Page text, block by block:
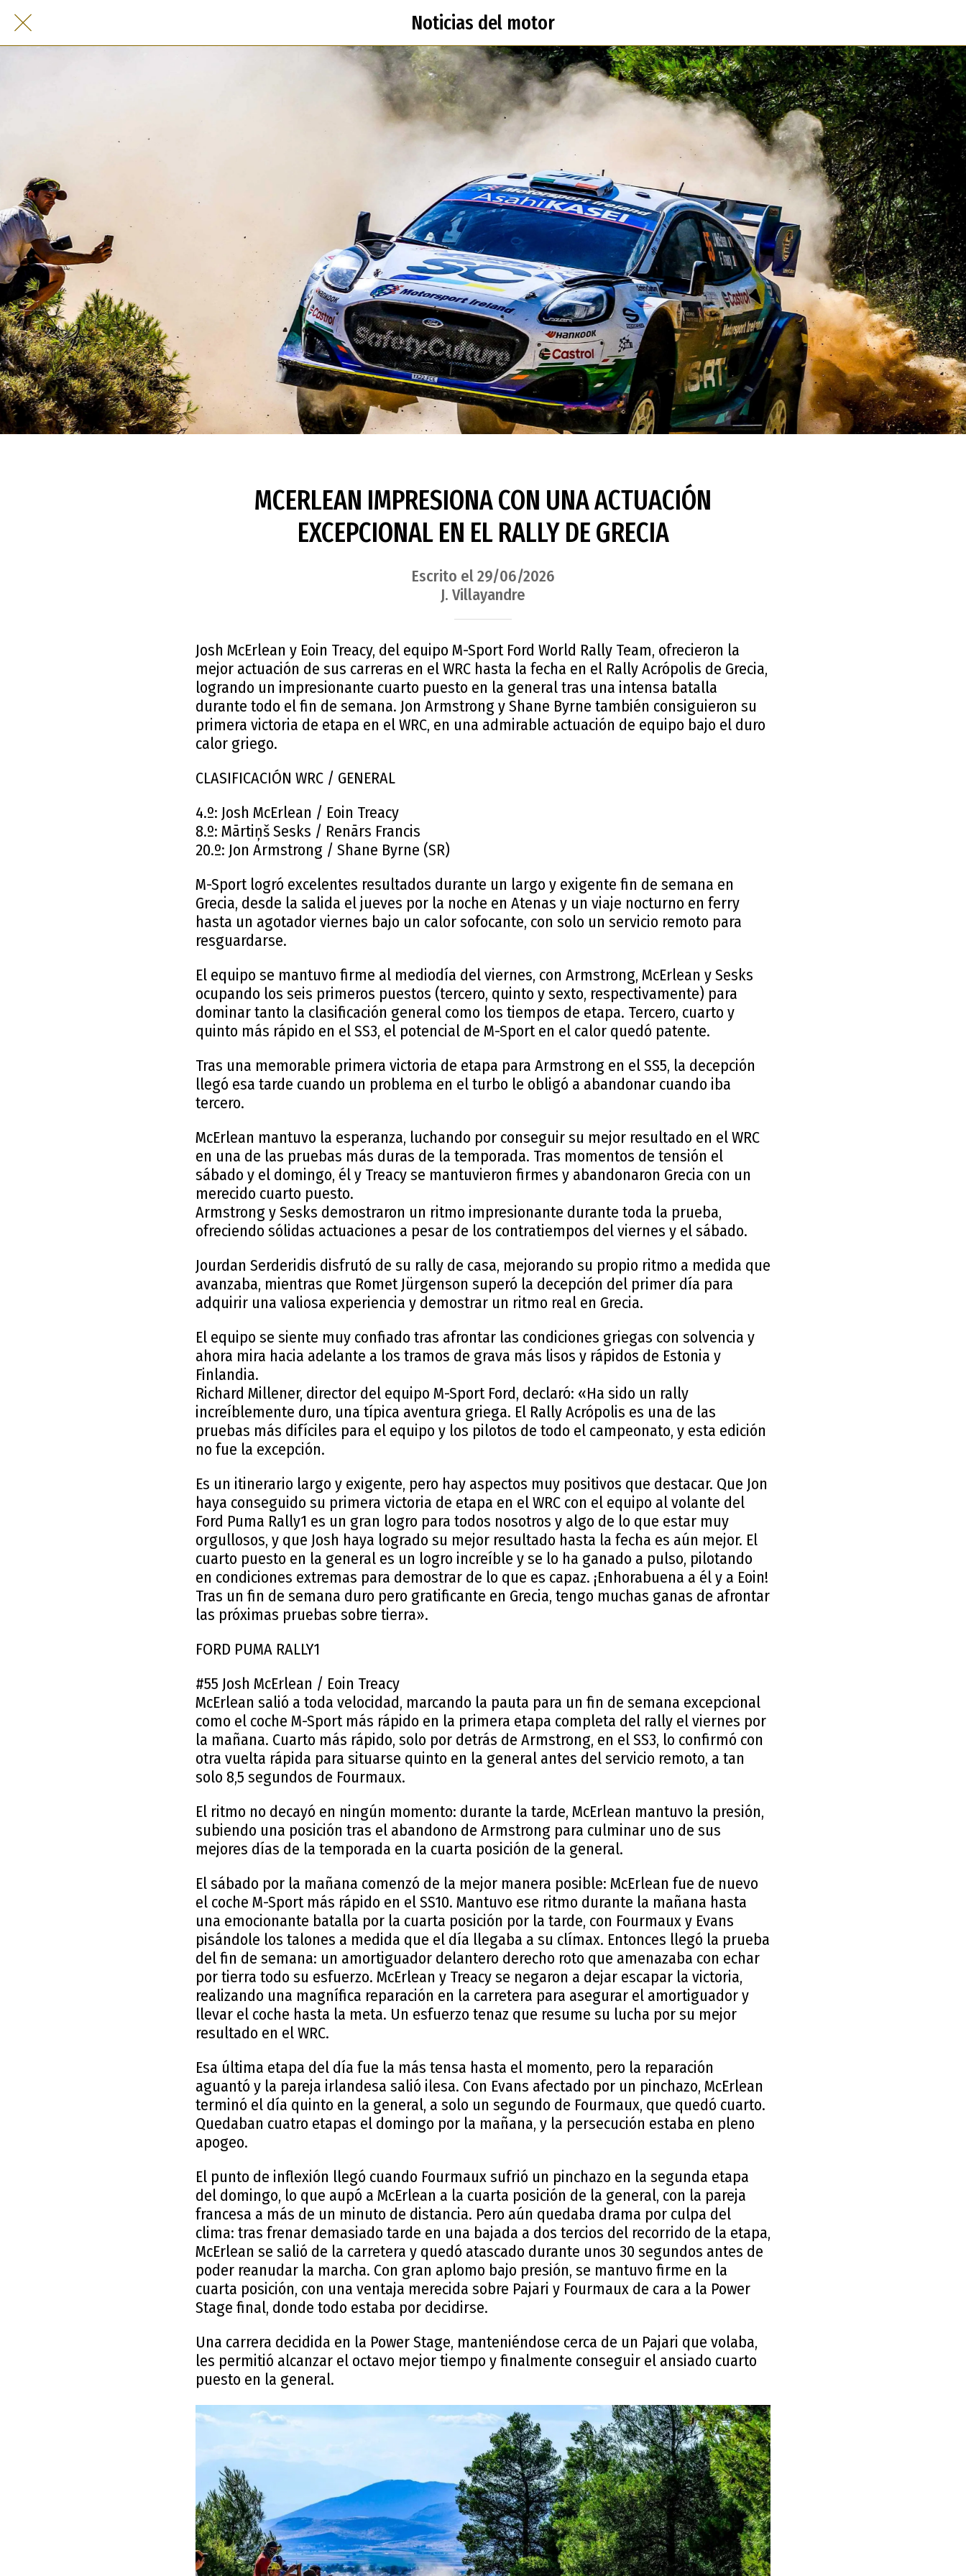
Noticias del motor
MCERLEAN IMPRESIONA CON UNA ACTUACIÓN
EXCEPCIONAL EN EL RALLY DE GRECIA
Escrito el 29/06/2026
J. Villayandre
Josh McErlean y Eoin Treacy, del equipo M-Sport Ford World Rally Team, ofrecieron la
mejor actuación de sus carreras en el WRC hasta la fecha en el Rally Acrópolis de Grecia,
logrando un impresionante cuarto puesto en la general tras una intensa batalla
durante todo el fin de semana. Jon Armstrong y Shane Byrne también consiguieron su
primera victoria de etapa en el WRC, en una admirable actuación de equipo bajo el duro
calor griego.
CLASIFICACIÓN WRC / GENERAL
4.º: Josh McErlean / Eoin Treacy
8.º: Mārtiņš Sesks / Renārs Francis
20.º: Jon Armstrong / Shane Byrne (SR)
M-Sport logró excelentes resultados durante un largo y exigente fin de semana en
Grecia, desde la salida el jueves por la noche en Atenas y un viaje nocturno en ferry
hasta un agotador viernes bajo un calor sofocante, con solo un servicio remoto para
resguardarse.
El equipo se mantuvo firme al mediodía del viernes, con Armstrong, McErlean y Sesks
ocupando los seis primeros puestos (tercero, quinto y sexto, respectivamente) para
dominar tanto la clasificación general como los tiempos de etapa. Tercero, cuarto y
quinto más rápido en el SS3, el potencial de M-Sport en el calor quedó patente.
Tras una memorable primera victoria de etapa para Armstrong en el SS5, la decepción
llegó esa tarde cuando un problema en el turbo le obligó a abandonar cuando iba
tercero.
McErlean mantuvo la esperanza, luchando por conseguir su mejor resultado en el WRC
en una de las pruebas más duras de la temporada. Tras momentos de tensión el
sábado y el domingo, él y Treacy se mantuvieron firmes y abandonaron Grecia con un
merecido cuarto puesto.
Armstrong y Sesks demostraron un ritmo impresionante durante toda la prueba,
ofreciendo sólidas actuaciones a pesar de los contratiempos del viernes y el sábado.
Jourdan Serderidis disfrutó de su rally de casa, mejorando su propio ritmo a medida que
avanzaba, mientras que Romet Jürgenson superó la decepción del primer día para
adquirir una valiosa experiencia y demostrar un ritmo real en Grecia.
El equipo se siente muy confiado tras afrontar las condiciones griegas con solvencia y
ahora mira hacia adelante a los tramos de grava más lisos y rápidos de Estonia y
Finlandia.
Richard Millener, director del equipo M-Sport Ford, declaró: «Ha sido un rally
increíblemente duro, una típica aventura griega. El Rally Acrópolis es una de las
pruebas más difíciles para el equipo y los pilotos de todo el campeonato, y esta edición
no fue la excepción.
Es un itinerario largo y exigente, pero hay aspectos muy positivos que destacar. Que Jon
haya conseguido su primera victoria de etapa en el WRC con el equipo al volante del
Ford Puma Rally1 es un gran logro para todos nosotros y algo de lo que estar muy
orgullosos, y que Josh haya logrado su mejor resultado hasta la fecha es aún mejor. El
cuarto puesto en la general es un logro increíble y se lo ha ganado a pulso, pilotando
en condiciones extremas para demostrar de lo que es capaz. ¡Enhorabuena a él y a Eoin!
Tras un fin de semana duro pero gratificante en Grecia, tengo muchas ganas de afrontar
las próximas pruebas sobre tierra».
FORD PUMA RALLY1
#55 Josh McErlean / Eoin Treacy
McErlean salió a toda velocidad, marcando la pauta para un fin de semana excepcional
como el coche M-Sport más rápido en la primera etapa completa del rally el viernes por
la mañana. Cuarto más rápido, solo por detrás de Armstrong, en el SS3, lo confirmó con
otra vuelta rápida para situarse quinto en la general antes del servicio remoto, a tan
solo 8,5 segundos de Fourmaux.
El ritmo no decayó en ningún momento: durante la tarde, McErlean mantuvo la presión,
subiendo una posición tras el abandono de Armstrong para culminar uno de sus
mejores días de la temporada en la cuarta posición de la general.
El sábado por la mañana comenzó de la mejor manera posible: McErlean fue de nuevo
el coche M-Sport más rápido en el SS10. Mantuvo ese ritmo durante la mañana hasta
una emocionante batalla por la cuarta posición por la tarde, con Fourmaux y Evans
pisándole los talones a medida que el día llegaba a su clímax. Entonces llegó la prueba
del fin de semana: un amortiguador delantero derecho roto que amenazaba con echar
por tierra todo su esfuerzo. McErlean y Treacy se negaron a dejar escapar la victoria,
realizando una magnífica reparación en la carretera para asegurar el amortiguador y
llevar el coche hasta la meta. Un esfuerzo tenaz que resume su lucha por su mejor
resultado en el WRC.
Esa última etapa del día fue la más tensa hasta el momento, pero la reparación
aguantó y la pareja irlandesa salió ilesa. Con Evans afectado por un pinchazo, McErlean
terminó el día quinto en la general, a solo un segundo de Fourmaux, que quedó cuarto.
Quedaban cuatro etapas el domingo por la mañana, y la persecución estaba en pleno
apogeo.
El punto de inflexión llegó cuando Fourmaux sufrió un pinchazo en la segunda etapa
del domingo, lo que aupó a McErlean a la cuarta posición de la general, con la pareja
francesa a más de un minuto de distancia. Pero aún quedaba drama por culpa del
clima: tras frenar demasiado tarde en una bajada a dos tercios del recorrido de la etapa,
McErlean se salió de la carretera y quedó atascado durante unos 30 segundos antes de
poder reanudar la marcha. Con gran aplomo bajo presión, se mantuvo firme en la
cuarta posición, con una ventaja merecida sobre Pajari y Fourmaux de cara a la Power
Stage final, donde todo estaba por decidirse.
Una carrera decidida en la Power Stage, manteniéndose cerca de un Pajari que volaba,
les permitió alcanzar el octavo mejor tiempo y finalmente conseguir el ansiado cuarto
puesto en la general.